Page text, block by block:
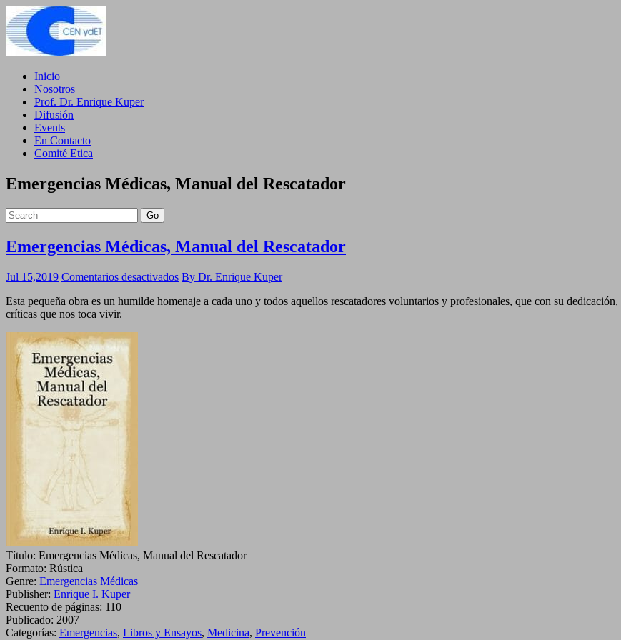
Inicio
Nosotros
Prof. Dr. Enrique Kuper
Difusión
Events
En Contacto
Comité Etica
Emergencias Médicas, Manual del Rescatador
Go
Emergencias Médicas, Manual del Rescatador
Jul 15,2019 Comentarios desactivadosen
Médicas,
By Dr. Enrique Kuper
Esta pequeña obra es un humilde homenaje a cada uno y todos aquellos rescatadores voluntarios y profesionales, que con su
críticas que nos toca vivir.
Título: Emergencias Médicas, Manual del Rescatador
Formato: Rústica
Genre: Emergencias Médicas
Publisher: Enrique I. Kuper
Recuento de páginas: 110
Publicado: 2007
Categorías: Emergencias, Libros y Ensayos, Medicina, Prevención